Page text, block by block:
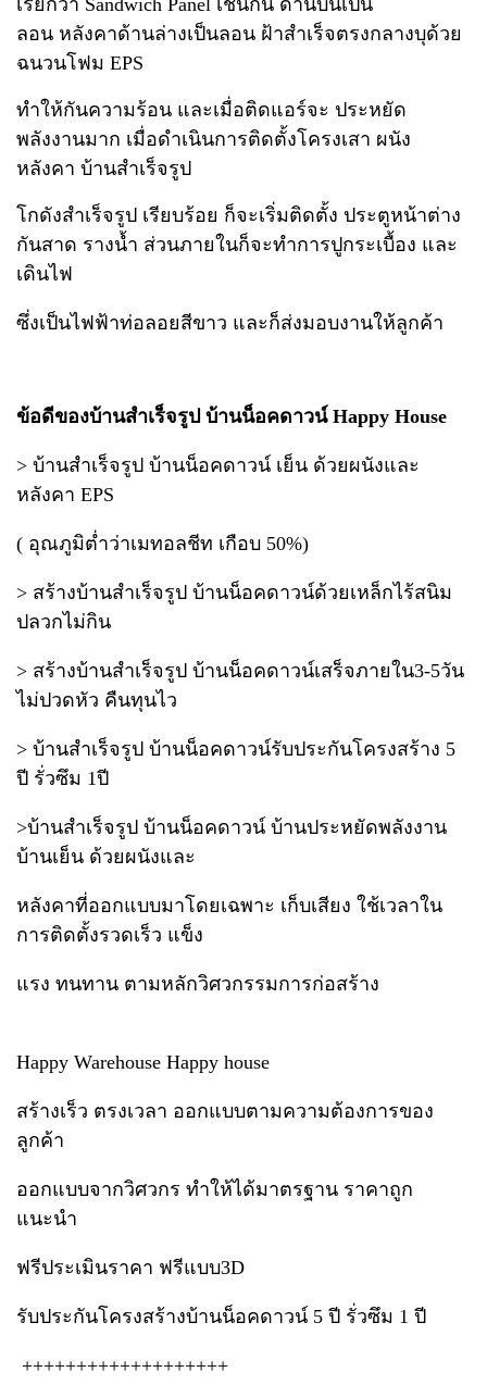
เรียกว่า Sandwich Panel เช่นกัน ด้านบนเป็น
ลอน หลังคาด้านล่างเป็นลอน ฝ้าสำเร็จตรงกลางบุด้วย
ฉนวนโฟม EPS
ทำให้กันความร้อน และเมื่อติดแอร์จะ ประหยัด
พลังงานมาก เมื่อดำเนินการติดตั้งโครงเสา ผนัง
หลังคา บ้านสำเร็จรูป
โกดังสำเร็จรูป เรียบร้อย ก็จะเริ่มติดตั้ง ประตูหน้าต่าง
กันสาด รางน้ำ ส่วนภายในก็จะทำการปูกระเบื้อง และ
เดินไฟ
ซึ่งเป็นไฟฟ้าท่อลอยสีขาว และก็ส่งมอบงานให้ลูกค้า
ข้อดีของบ้านสำเร็จรูป บ้านน็อคดาวน์ Happy House
> บ้านสำเร็จรูป บ้านน็อคดาวน์ เย็น ด้วยผนังและ
หลังคา EPS
( อุณภูมิต่ำว่าเมทอลชีท เกือบ 50%)
> สร้างบ้านสำเร็จรูป บ้านน็อคดาวน์ด้วยเหล็กไร้สนิม
ปลวกไม่กิน
> สร้างบ้านสำเร็จรูป บ้านน็อคดาวน์เสร็จภายใน3-5วัน
ไม่ปวดหัว คืนทุนไว
> บ้านสำเร็จรูป บ้านน็อคดาวน์รับประกันโครงสร้าง 5
ปี รั่วซึม 1ปี
>บ้านสำเร็จรูป บ้านน็อคดาวน์ บ้านประหยัดพลังงาน
บ้านเย็น ด้วยผนังและ
หลังคาที่ออกแบบมาโดยเฉพาะ เก็บเสียง ใช้เวลาใน
การติดตั้งรวดเร็ว แข็ง
แรง ทนทาน ตามหลักวิศวกรรมการก่อสร้าง
Happy Warehouse Happy house
สร้างเร็ว ตรงเวลา ออกแบบตามความต้องการของ
ลูกค้า
ออกแบบจากวิศวกร ทำให้ได้มาตรฐาน ราคาถูก
แนะนำ
ฟรีประเมินราคา ฟรีแบบ3D
รับประกันโครงสร้างบ้านน็อคดาวน์ 5 ปี รั่วซึม 1 ปี
+++++++++++++++++++